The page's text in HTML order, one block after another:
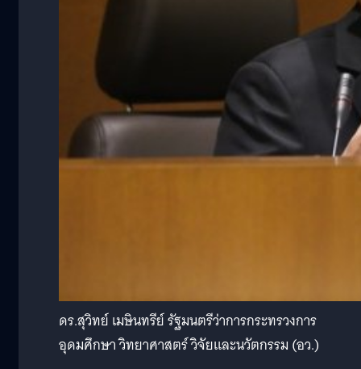
ดร.สุวิทย์ เมษินทรีย์ รัฐมนตรีว่าการกระทรวงการ
อุดมศึกษา วิทยาศาสตร์ วิจัยและนวัตกรรม (อว.)